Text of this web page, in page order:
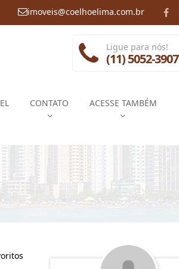
imoveis@coelhoelima.com.br
CONTATO ACESSE TAMBÉM
Ligue para nós!
(11) 5052-3907